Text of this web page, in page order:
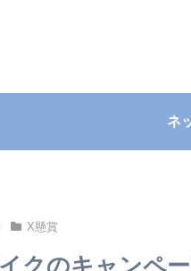
ネ
X懸賞
クのキャンペ